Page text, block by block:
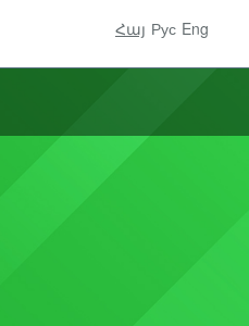
Հայ Рус Eng